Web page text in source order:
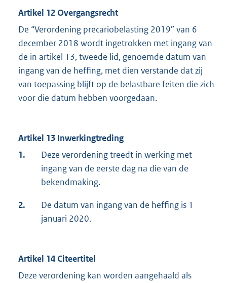
Artikel 12 Overgangsrecht
De “Verordening precariobelasting 2019” van 6
december 2018 wordt ingetrokken met ingang van
de in artikel 13, tweede lid, genoemde datum van
ingang van de heffing, met dien verstande dat zij
van toepassing blijft op de belastbare feiten die zich
voor die datum hebben voorgedaan.
Artikel 13 Inwerkingtreding
1.
Deze verordening treedt in werking met
ingang van de eerste dag na die van de
bekendmaking.
2.
De datum van ingang van de heffing is 1
januari 2020.
Artikel 14 Citeertitel
Deze verordening kan worden aangehaald als